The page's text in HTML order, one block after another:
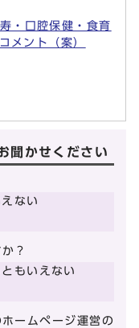
・口腔保健・食育
メント（案）
聞かせください
ない
？
もいえない
ームページ運営の